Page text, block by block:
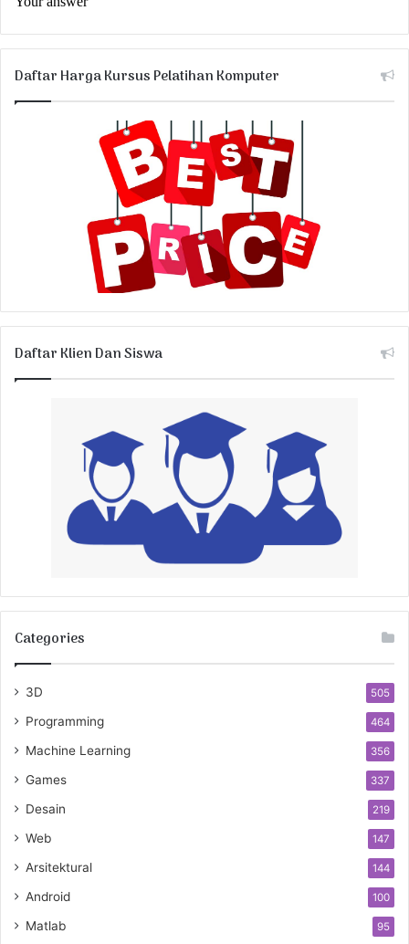
Daftar Harga Kursus Pelatihan Komputer
Daftar Klien Dan Siswa
Categories
3D 505
Programming 464
Machine Learning 356
Games 337
Desain 219
Web 147
Arsitektural 144
Android 100
Matlab 95